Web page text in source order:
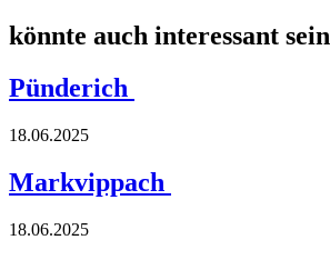
könnte auch interessant sein
Pünderich
18.06.2025
Markvippach
18.06.2025